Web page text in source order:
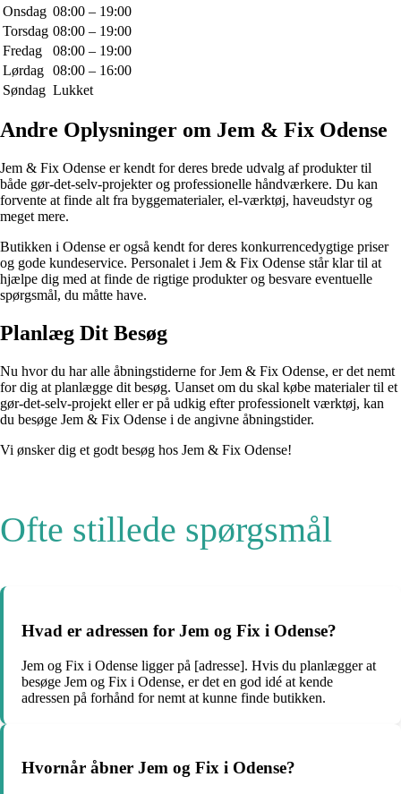
Onsdag 08:00 – 19:00
Torsdag 08:00 – 19:00
Fredag
08:00 – 19:00
Lørdag 08:00 – 16:00
Søndag Lukket
Andre Oplysninger om Jem & Fix Odense
Jem & Fix Odense er kendt for deres brede udvalg af produkter til
både gør-det-selv-projekter og professionelle håndværkere. Du kan
forvente at finde alt fra byggematerialer, el-værktøj, haveudstyr og
meget mere.
Butikken i Odense er også kendt for deres konkurrencedygtige priser
og gode kundeservice. Personalet i Jem & Fix Odense står klar til at
hjælpe dig med at finde de rigtige produkter og besvare eventuelle
spørgsmål, du måtte have.
Planlæg Dit Besøg
Nu hvor du har alle åbningstiderne for Jem & Fix Odense, er det nemt
for dig at planlægge dit besøg. Uanset om du skal købe materialer til et
gør-det-selv-projekt eller er på udkig efter professionelt værktøj, kan
du besøge Jem & Fix Odense i de angivne åbningstider.
Vi ønsker dig et godt besøg hos Jem & Fix Odense!
Ofte stillede spørgsmål
Hvad er adressen for Jem og Fix i Odense?
Jem og Fix i Odense ligger på [adresse]. Hvis du planlægger at
besøge Jem og Fix i Odense, er det en god idé at kende
adressen på forhånd for nemt at kunne finde butikken.
Hvornår åbner Jem og Fix i Odense?